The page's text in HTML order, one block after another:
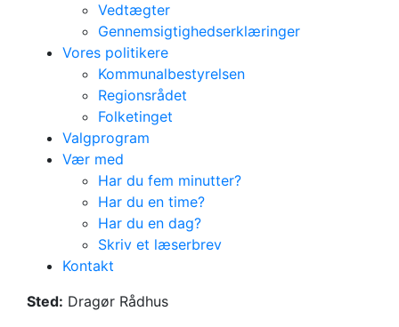
Vedtægter
Gennemsigtighedserklæringer
Vores politikere
Kommunalbestyrelsen
Regionsrådet
Folketinget
Valgprogram
Vær med
Har du fem minutter?
Har du en time?
Har du en dag?
Skriv et læserbrev
Kontakt
Bestyrelsesmøde
Sted: Dragør Rådhus